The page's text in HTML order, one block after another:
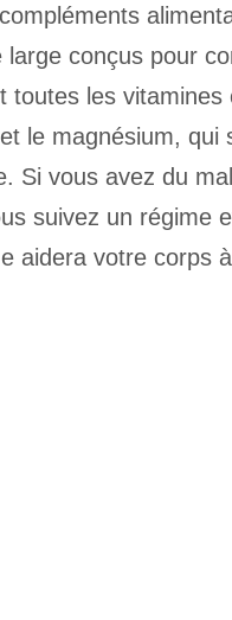
conçus pour
toutes les
le magnésium, qui
Si vous avez du
suivez un régime
aidera votre corps